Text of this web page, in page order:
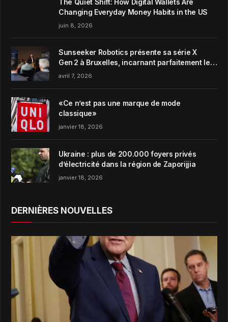
Changing Everyday Money Habits in the US
juin 8, 2026
Sunseeker Robotics présente sa série X
Gen 2 à Bruxelles, incarnant parfaitement le
concept de Garden Harmony de la marque
avril 7, 2026
«Ce n’est pas une marque de mode
classique»
janvier 18, 2026
Ukraine : plus de 200.000 foyers privés
d’électricité dans la région de Zaporijjia
janvier 18, 2026
DERNIÈRES NOUVELLES